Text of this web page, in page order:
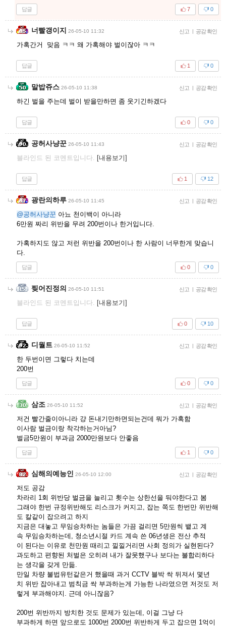
답글 0
7
너빨갱이지 26-05-10 11:32 신고 | 공감 확인
가혹간거 맞음 ㅋㅋ 왜 가혹해야 벌이잖아 ㅋㅋ
답글 0
1
말밥쥬스 26-05-10 11:38 신고 | 공감 확인
하긴 벌을 주는데 벌이 받을만하면 좀 웃기긴하겠다
답글 0
0
공허사냥꾼 26-05-10 11:43 신고 | 공감 확인
블라인드 된 코멘트입니다. [내용보기]
답글 12
1
광란의하루 26-05-10 11:45 신고 | 공감 확인
@공허사냥꾼 아뇨 천이백이 아니라
6만원 짜리 위반을 무려 200번이나 한거입니다.
가혹하지도 않고 저런 위반을 200번이나 한 사람이 너무한게 맞습니
다.
답글 0
0
찢어진정의 26-05-10 11:51 신고 | 공감 확인
블라인드 된 코멘트입니다. [내용보기]
답글 10
0
디월트 26-05-10 11:52 신고 | 공감 확인
한 두번이면 그렇다 치는데
200번
답글 0
0
삼조 26-05-10 11:52 신고 | 공감 확인
저건 빨간줄이아니라 걍 돈내기만하면되는건데 뭐가 가혹함
이사람 벌금이랑 착각하는거아님?
벌금5만원이 부과금 2000만원보다 안좋음
답글 0
1
심해의예능인 26-05-10 12:00 신고 | 공감 확인
저도 공감
차라리 1회 위반당 벌금을 늘리고 횟수는 상한선을 둬야한다고 봄
그래야 한번 규정위반해도 리스크가 커지고, 잡는 쪽도 한번만 위반해
도 칼같이 잡으려고 하지
지금은 대놓고 무임승차하는 놈들은 가끔 걸리면 5만원씩 뱉고 계
속 무임승차하는데, 청소년시절 카드 계속 쓴 06년생은 전산 추적
이 된다는 이유로 천만원 때리고 낄낄거리면 사회 정의가 실현된다?
과도하고 편향된 처벌은 오히려 내가 잘못했구나 보다는 불합리하다
는 생각을 갖게 만듦.
만일 차량 불법유턴같은거 했을때 과거 CCTV 블박 싹 뒤져서 몇년
치 위반 잡아내고 범칙금 싹 부과하는게 가능한 나라였으면 저것도 저
렇게 부과해야지. 근데 아니잖음?
200번 위반까지 방치한 것도 문제가 있는데, 이걸 그냥 다
부과하게 하면 앞으로도 1000번 2000번 위반하게 두고 잡으면 1억이